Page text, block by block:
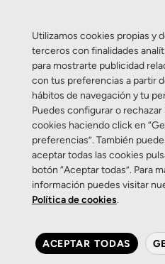
Etiqueta:Mr
Salud Visual Zamarripa
Mr. Wonderful.
9 DE NOVIEMBRE DE 2017
0
Utilizamos cookies propias y
terceros con finalidades
para mostrarte publicidad
con tus preferencias a partir
hábitos de navegación y tu
Puedes configurar o rechazar
cookies haciendo click en
preferencias”. También
aceptar todas las cookies
botón “Aceptar todas”. Para
información puedes visitar
Política de cookies.
ACEPTAR TODAS